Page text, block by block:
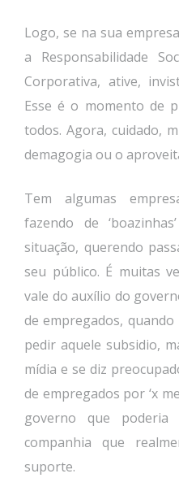
Logo, se na sua
a Responsabilidade
Corporativa, ative,
Esse é o momento de
todos. Agora, cuidado,
demagogia ou o
Tem algumas
fazendo de
situação, querendo
seu público. É muitas
vale do auxílio do
de empregados,
pedir aquele subsidio,
mídia e se diz
de empregados por ‘x
governo que
companhia que
suporte.